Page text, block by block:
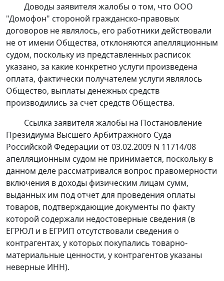
Доводы заявителя жалобы о том, что ООО
"Домофон" стороной гражданско-правовых
договоров не являлось, его работники действовали
не от имени Общества, отклоняются апелляционным
судом, поскольку из представленных расписок
указано, за какие конкретно услуги произведена
оплата, фактически получателем услуги являлось
Общество, выплаты денежных средств
производились за счет средств Общества.
Ссылка заявителя жалобы на Постановление
Президиума Высшего Арбитражного Суда
Российской Федерации от 03.02.2009 N 11714/08
апелляционным судом не принимается, поскольку в
данном деле рассматривался вопрос правомерности
включения в доходы физическим лицам сумм,
выданных им под отчет для проведения оплаты
товаров, подтверждающие документы по факту
которой содержали недостоверные сведения (в
ЕГРЮЛ и в ЕГРИП отсутствовали сведения о
контрагентах, у которых покупались товарно-
материальные ценности, у контрагентов указаны
неверные ИНН).